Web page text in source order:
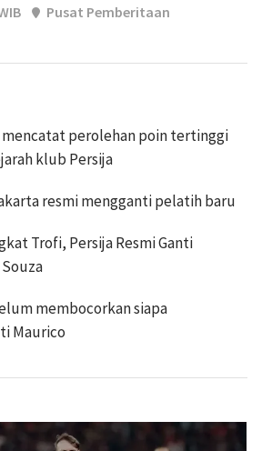
Pusat Pemberitaan
mencatat perolehan poin tertinggi
klub Persija
resmi mengganti pelatih baru
Trofi, Persija Resmi Ganti
membocorkan siapa
Maurico